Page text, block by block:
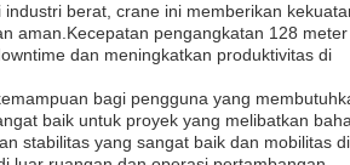
berat, crane ini memberikan
aman.Kecepatan pengangkatan 128 meter
dan meningkatkan produktivitas di
bagi pengguna yang
baik untuk proyek yang melibatkan
stabilitas yang sangat baik dan mobilitas di